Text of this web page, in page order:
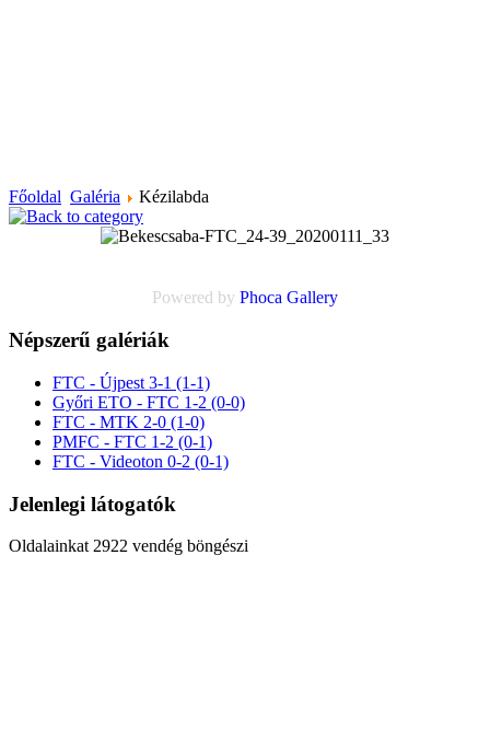
Főoldal Galéria Kézilabda
Powered by Phoca Gallery
Népszerű galériák
FTC - Újpest 3-1 (1-1)
Győri ETO - FTC 1-2 (0-0)
FTC - MTK 2-0 (1-0)
PMFC - FTC 1-2 (0-1)
FTC - Videoton 0-2 (0-1)
Jelenlegi látogatók
Oldalainkat 2922 vendég böngészi